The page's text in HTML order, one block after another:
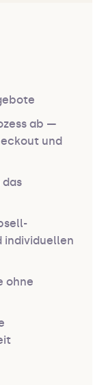
ab —
und
individuellen
ohne